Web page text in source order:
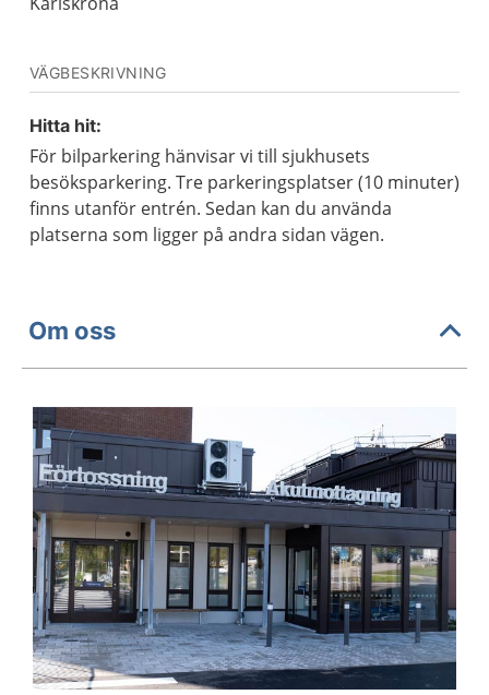
VÄGBESKRIVNING
Hitta hit:
För bilparkering hänvisar vi till sjukhusets
besöksparkering. Tre parkeringsplatser (10 minuter)
finns utanför entrén. Sedan kan du använda
platserna som ligger på andra sidan vägen.
Om oss